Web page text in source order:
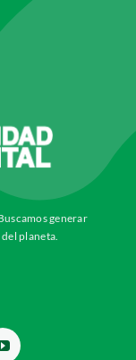
generar
planeta.